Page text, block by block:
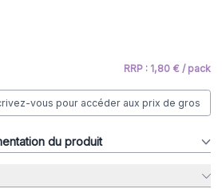
RRP : 1,80 € / pack
vous pour accéder aux prix de gros
du produit